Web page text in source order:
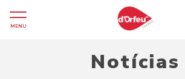
MENU
Notícias